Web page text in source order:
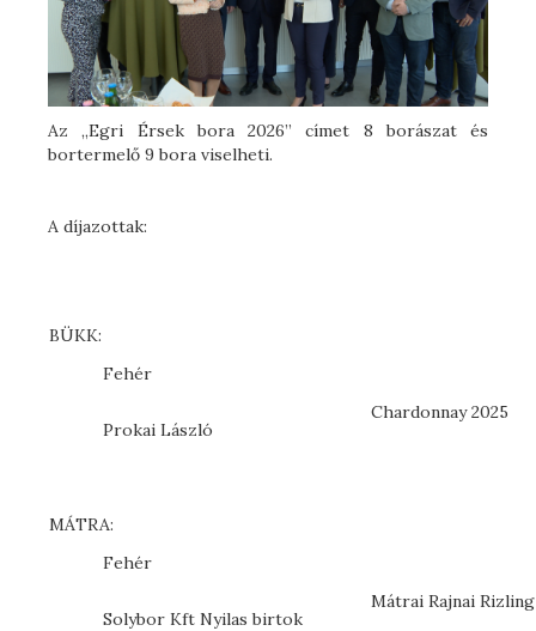
Az „Egri Érsek bora 2026” címet 8 borászat és
bortermelő 9 bora viselheti.
A díjazottak:
BÜKK:
Fehér
Prokai László
Chardonnay 2025
MÁTRA:
Fehér
Solybor Kft Nyilas birtok
Mátrai Rajnai Rizling